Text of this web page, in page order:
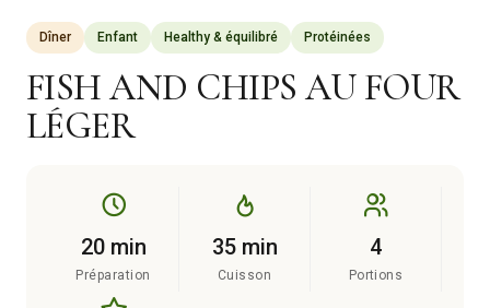
Dîner Enfant Healthy & équilibré Protéinées
FISH AND CHIPS AU FOUR
LÉGER
20 min
Préparation
35 min
Cuisson
4
Portions